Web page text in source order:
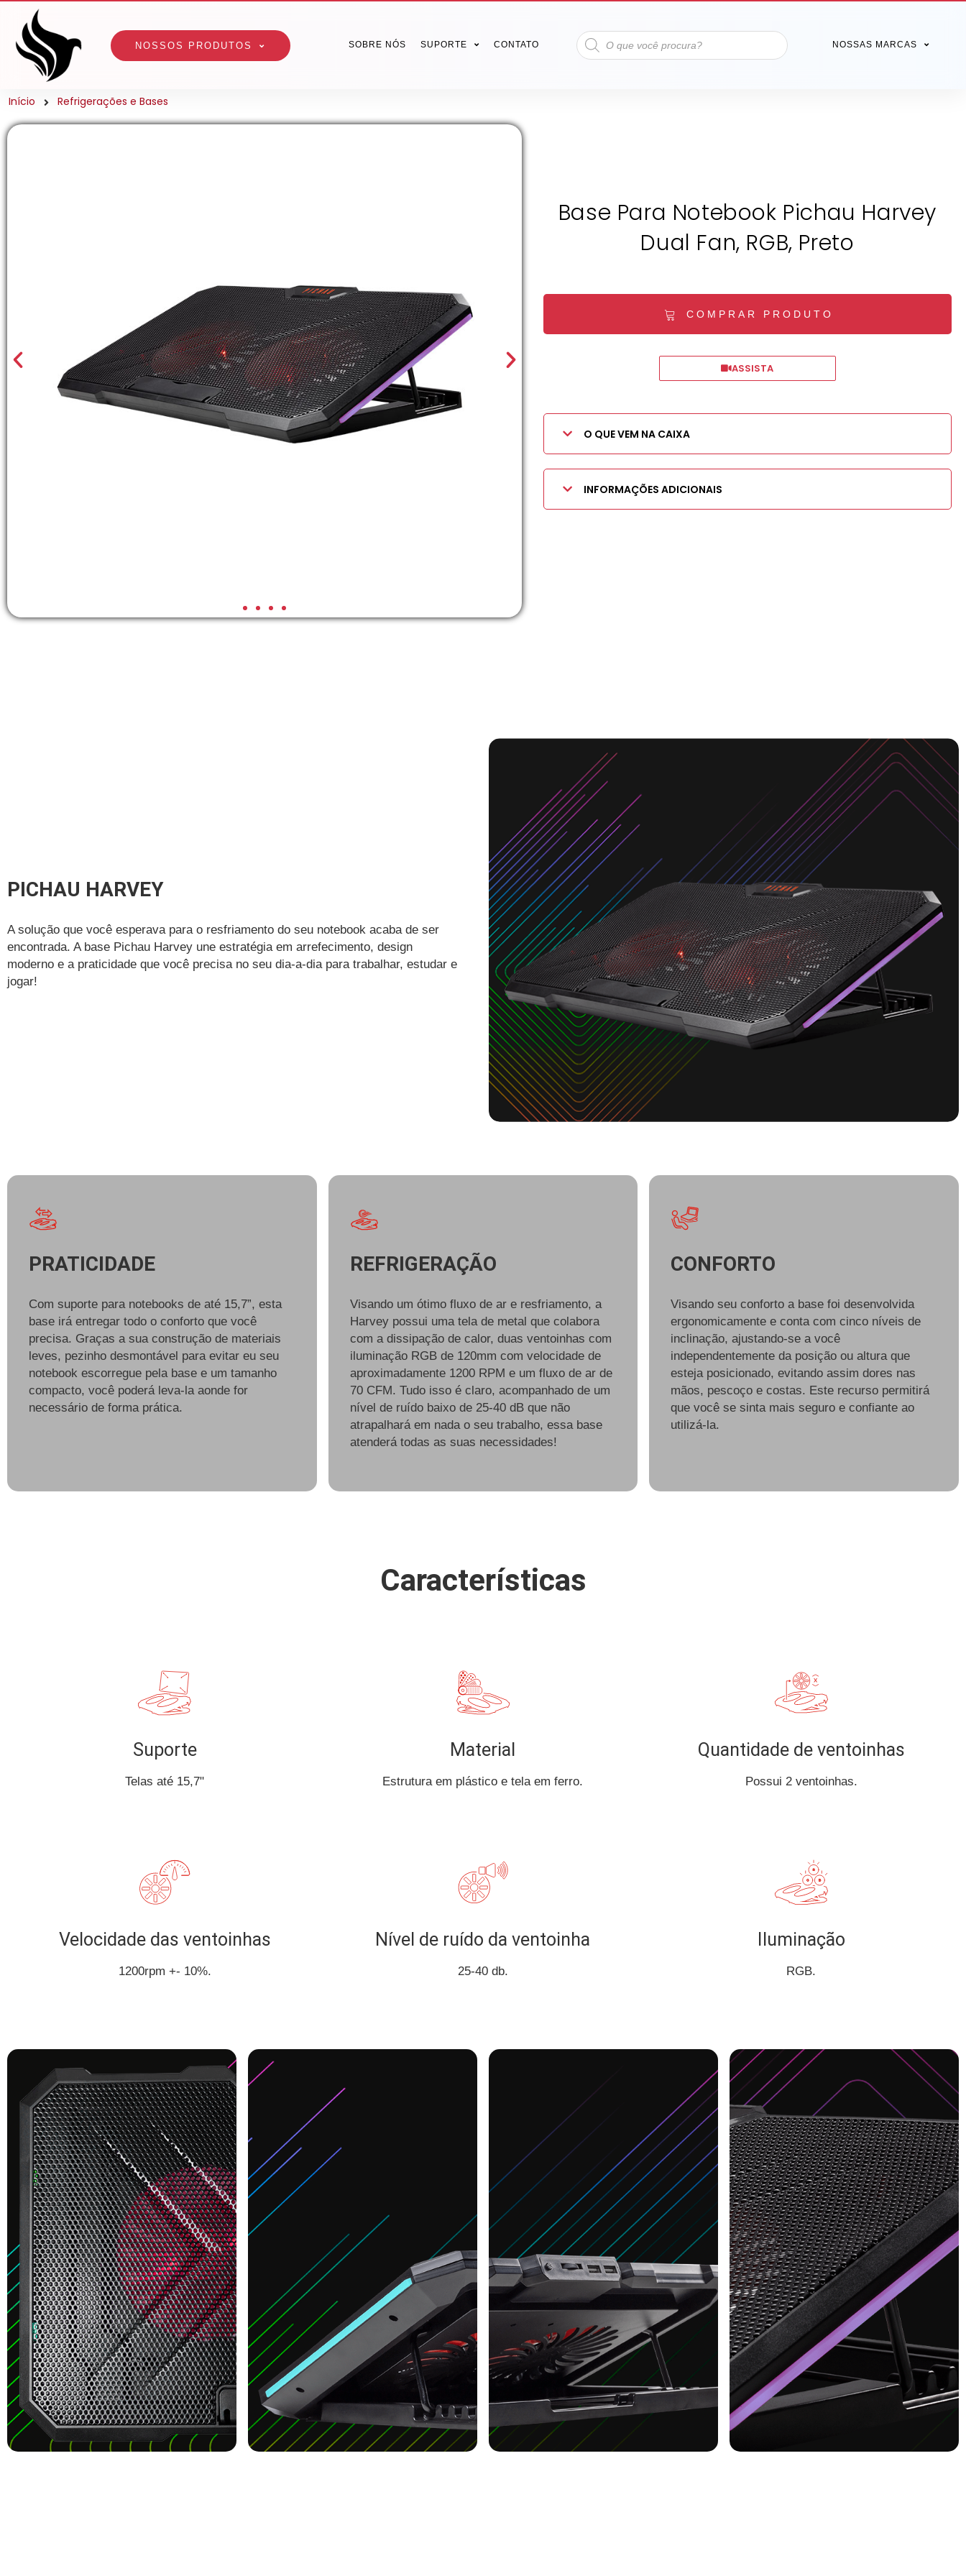
NOSSOS PRODUTOS SOBRE NÓS SUPORTE CONTATO NOSSAS MARCAS
Início Refrigerações e Bases
Base Para Notebook Pichau Harvey
Dual Fan, RGB, Preto
COMPRAR PRODUTO
ASSISTA
O QUE VEM NA CAIXA
INFORMAÇÕES ADICIONAIS
PICHAU HARVEY
A solução que você esperava para o resfriamento do seu notebook acaba de ser
encontrada. A base Pichau Harvey une estratégia em arrefecimento, design
moderno e a praticidade que você precisa no seu dia-a-dia para trabalhar, estudar e
jogar!
PRATICIDADE
Com suporte para notebooks de até 15,7”, esta
base irá entregar todo o conforto que você
precisa. Graças a sua construção de materiais
leves, pezinho desmontável para evitar eu seu
notebook escorregue pela base e um tamanho
compacto, você poderá leva-la aonde for
necessário de forma prática.
REFRIGERAÇÃO
Visando um ótimo fluxo de ar e resfriamento, a
Harvey possui uma tela de metal que colabora
com a dissipação de calor, duas ventoinhas com
iluminação RGB de 120mm com velocidade de
aproximadamente 1200 RPM e um fluxo de ar de
70 CFM. Tudo isso é claro, acompanhado de um
nível de ruído baixo de 25-40 dB que não
atrapalhará em nada o seu trabalho, essa base
atenderá todas as suas necessidades!
CONFORTO
Visando seu conforto a base foi desenvolvida
ergonomicamente e conta com cinco níveis de
inclinação, ajustando-se a você
independentemente da posição ou altura que
esteja posicionado, evitando assim dores nas
mãos, pescoço e costas. Este recurso permitirá
que você se sinta mais seguro e confiante ao
utilizá-la.
Características
Suporte
Telas até 15,7"
Material
Estrutura em plástico e tela em ferro.
Quantidade de ventoinhas
Possui 2 ventoinhas.
Velocidade das ventoinhas
1200rpm +- 10%.
Nível de ruído da ventoinha
25-40 db.
Iluminação
RGB.